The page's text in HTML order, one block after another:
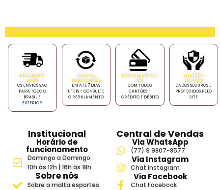
RECEBA EM
CASA
OS ENVIOS SÃO
PARA TODO O
BRASIL E
EXTERIOR
TROCA E
DEVOLUÇÕES
EM ATÉ 7 DIAS
ÚTEIS - CONSULTE
O REGULAMENTO
PARCELE EM ATÉ
12X
COM TODOS
CARTÕES -
CRÉDITO E DÉBITO
SITE 100%
SEGURO
DADOS SEGUROS E
PROTEGIDOS PELO
SITE
Institucional
Horário de
funcionamento
Domingo a Domingo
10h às 12h | 16h às 18h
Sobre nós
Sobre a malta esportes
Central de Vendas
Via WhatsApp
(77) 9 9807-8577
Via Instagram
Chat Instagram
Via Facebook
Chat Facebook